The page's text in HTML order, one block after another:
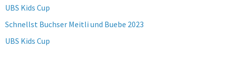
UBS Kids Cup
Schnellst Buchser Meitli und Buebe 2023
UBS Kids Cup